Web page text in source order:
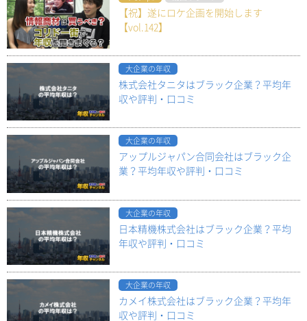
【祝】遂にロケ企画を開始します
【vol.142】
大企業の年収
株式会社タニタはブラック企業？平均年
収や評判・口コミ
大企業の年収
アップルジャパン合同会社はブラック企
業？平均年収や評判・口コミ
大企業の年収
日本精機株式会社はブラック企業？平均
年収や評判・口コミ
大企業の年収
カメイ株式会社はブラック企業？平均年
収や評判・口コミ